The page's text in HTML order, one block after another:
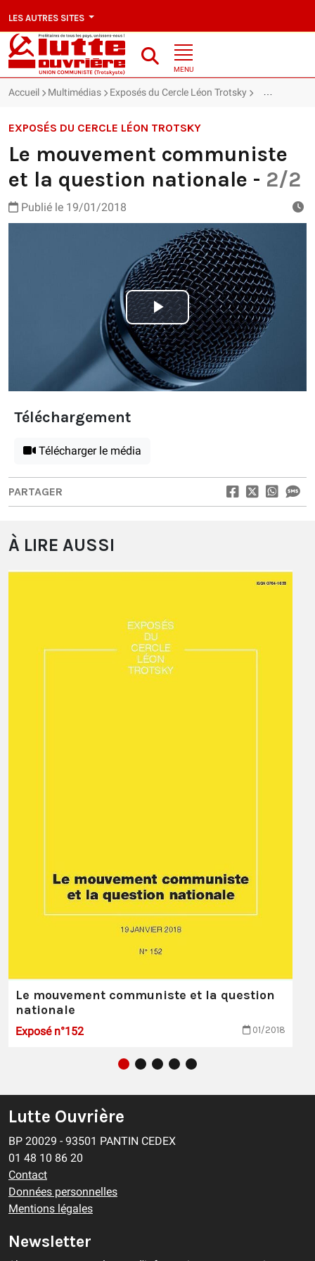
LES AUTRES SITES
MENU
Accueil Multimédias Exposés du Cercle Léon Trotsky Le
EXPOSÉS DU CERCLE LÉON TROTSKY
Le mouvement communiste
et la question nationale - 2/2
Publié le 19/01/2018
Play
Video
Téléchargement
Télécharger le média
PARTAGER
À LIRE AUSSI
Le mouvement communiste et la question
nationale
Exposé n°152 01/2018
Lutte Ouvrière
BP 20029 - 93501 PANTIN CEDEX
01 48 10 86 20
Contact
Données personnelles
Mentions légales
Newsletter